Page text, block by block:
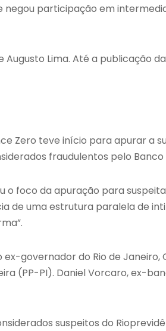
participação em
Lima. Até a publicação
Zero teve início para apurar a
fraudulentos pelo Banco
o foco da apuração para
de uma estrutura paralela de
governador do Rio de Janeiro,
(PP-PI). Daniel Vorcaro, ex-
suspeitos do